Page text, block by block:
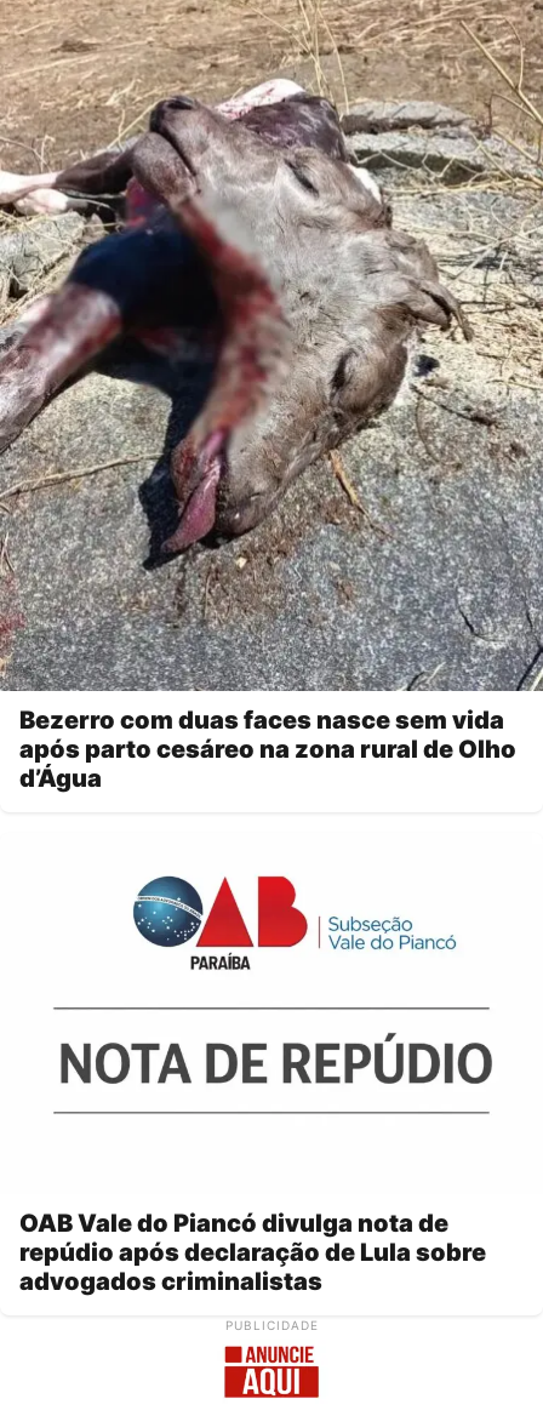
Bezerro com duas faces nasce sem vida
após parto cesáreo na zona rural de Olho
d’Água
OAB Vale do Piancó divulga nota de
repúdio após declaração de Lula sobre
advogados criminalistas
PUBLICIDADE